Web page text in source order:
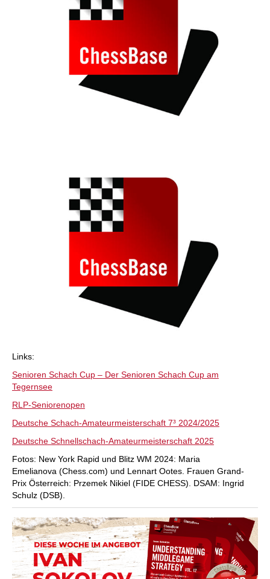
Links:
Senioren Schach Cup – Der Senioren Schach Cup am
Tegernsee
RLP-Seniorenopen
Deutsche Schach-Amateurmeisterschaft 7³ 2024/2025
Deutsche Schnellschach-Amateurmeisterschaft 2025
Fotos: New York Rapid und Blitz WM 2024: Maria
Emelianova (Chess.com) und Lennart Ootes. Frauen Grand-
Prix Österreich: Przemek Nikiel (FIDE CHESS). DSAM: Ingrid
Schulz (DSB).